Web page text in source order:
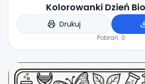
Kolorowanki Dzień
Drukuj
Pobrań: 0